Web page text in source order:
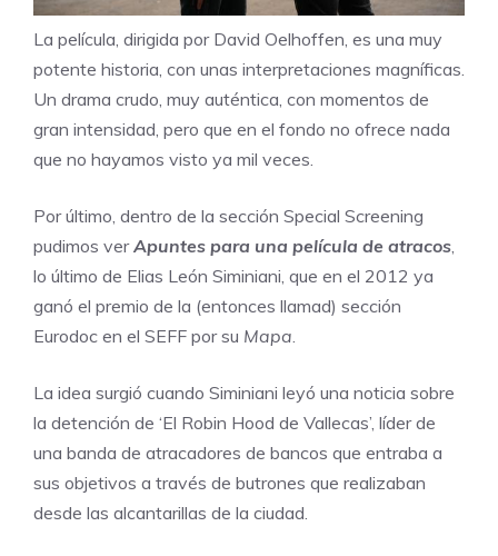
La película, dirigida por David Oelhoffen, es una muy
potente historia, con unas interpretaciones magníficas.
Un drama crudo, muy auténtica, con momentos de
gran intensidad, pero que en el fondo no ofrece nada
que no hayamos visto ya mil veces.
Por último, dentro de la sección Special Screening
pudimos verApuntes para una película de atracos
lo último de Elias León Siminiani, que en el 2012 ya
ganó el premio de la (entonces llamad) sección
Eurodoc en el SEFF por su Mapa
La idea surgió cuando Siminiani leyó una noticia sobre
la detención de ‘El Robin Hood de Vallecas’, líder de
una banda de atracadores de bancos que entraba a
sus objetivos a través de butrones que realizaban
desde las alcantarillas de la ciudad.